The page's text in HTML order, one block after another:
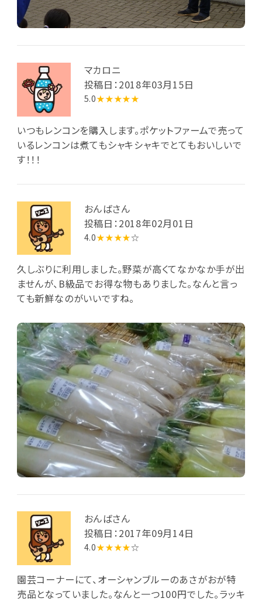
マカロニ
投稿日：2018年03月15日
5.0★★★★★
いつもレンコンを購入します。ポケットファームで売って
いるレンコンは煮てもシャキシャキでとてもおいしいで
す！！！
おんばさん
投稿日：2018年02月01日
4.0★★★★☆
久しぶりに利用しました。野菜が高くてなかなか手が出
ませんが、B級品でお得な物もありました。なんと言っ
ても新鮮なのがいいですね。
おんばさん
投稿日：2017年09月14日
4.0★★★★☆
園芸コーナーにて、オーシャンブルーのあさがおが特
売品となっていました。なんと一つ100円でした。ラッキ